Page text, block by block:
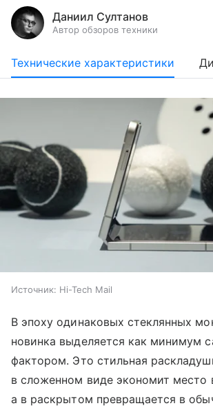
Даниил Султанов
Автор обзоров техники
Технические характеристики
Источник: Hi-Tech Mail
В эпоху одинаковых стеклянных
новинка выделяется как минимум
фактором. Это стильная
в сложенном виде экономит место
а в раскрытом превращается в